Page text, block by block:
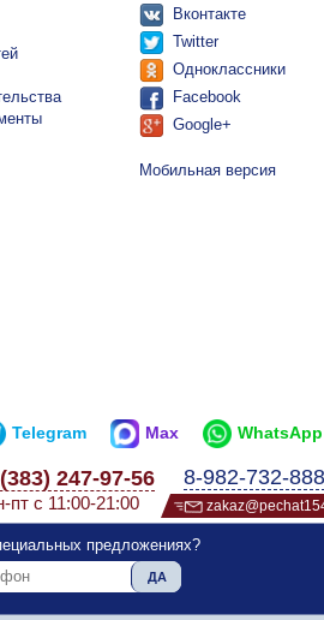
Вконтакте
Twitter
Одноклассники
Facebook
Google+
Мобильная версия
Telegram Max WhatsApp
247-97-56
пт с 11:00-21:00
8-982-732-
предложениях?